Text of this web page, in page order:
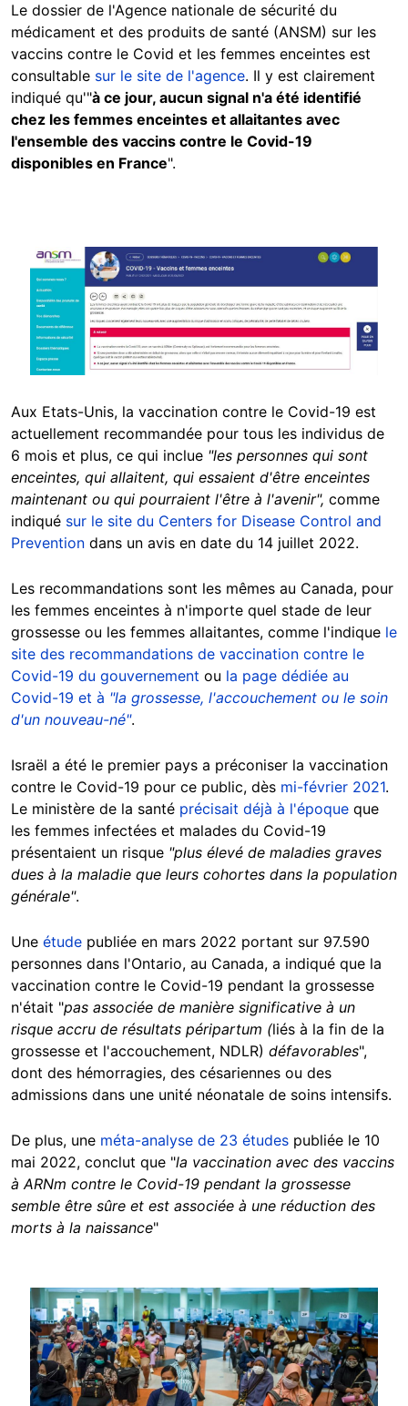
Le dossier de l'Agence nationale de sécurité du
médicament et des produits de santé (ANSM) sur les
vaccins contre le Covid et les femmes enceintes est
consultable sur le site de l'agence. Il y est clairement
indiqué qu'"à ce jour, aucun signal n'a été identifié
chez les femmes enceintes et allaitantes avec
l'ensemble des vaccins contre le Covid-19
disponibles en France".
Image
Aux Etats-Unis, la vaccination contre le Covid-19 est
actuellement recommandée pour tous les individus de
6 mois et plus, ce qui inclue "les personnes qui sont
enceintes, qui allaitent, qui essaient d'être enceintes
maintenant ou qui pourraient l'être à l'avenir", comme
indiqué sur le site du Centers for Disease Control and
Prevention dans un avis en date du 14 juillet 2022.
Les recommandations sont les mêmes au Canada, pour
les femmes enceintes à n'importe quel stade de leur
grossesse ou les femmes allaitantes, comme l'indique le
site des recommandations de vaccination contre le
Covid-19 du gouvernement ou la page dédiée au
Covid-19 et à "la grossesse, l'accouchement ou le soin
d'un nouveau-né".
Israël a été le premier pays a préconiser la vaccination
contre le Covid-19 pour ce public, dès mi-février 2021.
Le ministère de la santé précisait déjà à l'époque que
les femmes infectées et malades du Covid-19
présentaient un risque "plus élevé de maladies graves
dues à la maladie que leurs cohortes dans la population
générale".
Une étude publiée en mars 2022 portant sur 97.590
personnes dans l'Ontario, au Canada, a indiqué que la
vaccination contre le Covid-19 pendant la grossesse
n'était "pas associée de manière significative à un
risque accru de résultats péripartum (liés à la fin de la
grossesse et l'accouchement, NDLR) défavorables",
dont des hémorragies, des césariennes ou des
admissions dans une unité néonatale de soins intensifs.
De plus, une méta-analyse de 23 études publiée le 10
mai 2022, conclut que "la vaccination avec des vaccins
à ARNm contre le Covid-19 pendant la grossesse
semble être sûre et est associée à une réduction des
morts à la naissance"
Image